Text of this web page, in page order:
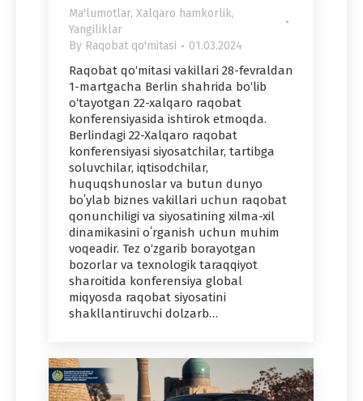
Ma'lumotlar, Xalqaro hamkorlik,
Yangiliklar
By Raqobat qo'mitasi 01.03.2024
Raqobat qo‘mitasi vakillari 28-fevraldan
1-martgacha Berlin shahrida bo‘lib
o‘tayotgan 22-xalqaro raqobat
konferensiyasida ishtirok etmoqda.
Berlindagi 22-Xalqaro raqobat
konferensiyasi siyosatchilar, tartibga
soluvchilar, iqtisodchilar,
huquqshunoslar va butun dunyo
boʻylab biznes vakillari uchun raqobat
qonunchiligi va siyosatining xilma-xil
dinamikasini oʻrganish uchun muhim
voqeadir. Tez o‘zgarib borayotgan
bozorlar va texnologik taraqqiyot
sharoitida konferensiya global
miqyosda raqobat siyosatini
shakllantiruvchi dolzarb…